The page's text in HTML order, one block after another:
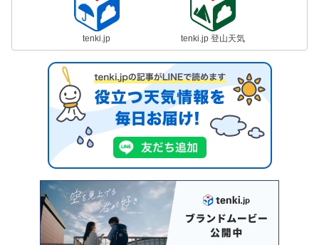
tenki.jp tenki.jp 登山天気